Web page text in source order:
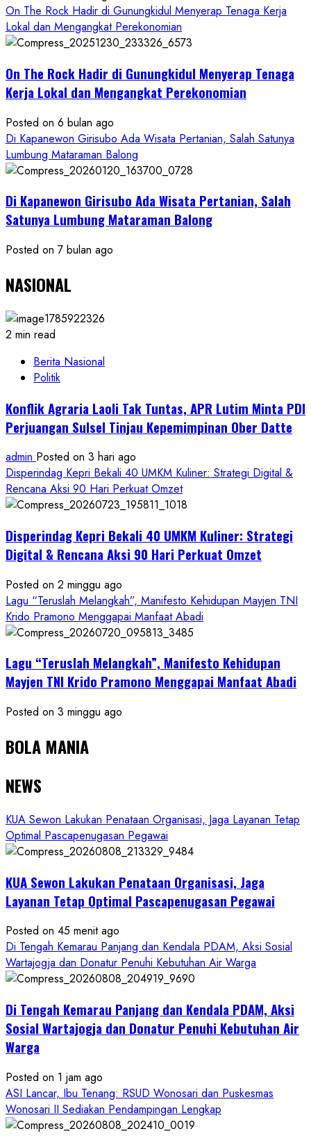
On The Rock Hadir di Gunungkidul Menyerap Tenaga Kerja
Lokal dan Mengangkat Perekonomian
On The Rock Hadir di Gunungkidul Menyerap Tenaga
Kerja Lokal dan Mengangkat Perekonomian
Posted on 6 bulan ago
Di Kapanewon Girisubo Ada Wisata Pertanian, Salah Satunya
Lumbung Mataraman Balong
Di Kapanewon Girisubo Ada Wisata Pertanian, Salah
Satunya Lumbung Mataraman Balong
Posted on 7 bulan ago
NASIONAL
2 min read
Berita Nasional
Politik
Konflik Agraria Laoli Tak Tuntas, APR Lutim Minta PDI
Perjuangan Sulsel Tinjau Kepemimpinan Ober Datte
admin Posted on 3 hari ago
Disperindag Kepri Bekali 40 UMKM Kuliner: Strategi Digital &
Rencana Aksi 90 Hari Perkuat Omzet
Disperindag Kepri Bekali 40 UMKM Kuliner: Strategi
Digital & Rencana Aksi 90 Hari Perkuat Omzet
Posted on 2 minggu ago
Lagu “Teruslah Melangkah”, Manifesto Kehidupan Mayjen TNI
Krido Pramono Menggapai Manfaat Abadi
Lagu “Teruslah Melangkah”, Manifesto Kehidupan
Mayjen TNI Krido Pramono Menggapai Manfaat Abadi
Posted on 3 minggu ago
BOLA MANIA
NEWS
KUA Sewon Lakukan Penataan Organisasi, Jaga Layanan Tetap
Optimal Pascapenugasan Pegawai
KUA Sewon Lakukan Penataan Organisasi, Jaga
Layanan Tetap Optimal Pascapenugasan Pegawai
Posted on 45 menit ago
Di Tengah Kemarau Panjang dan Kendala PDAM, Aksi Sosial
Wartajogja dan Donatur Penuhi Kebutuhan Air Warga
Di Tengah Kemarau Panjang dan Kendala PDAM, Aksi
Sosial Wartajogja dan Donatur Penuhi Kebutuhan Air
Warga
Posted on 1 jam ago
ASI Lancar, Ibu Tenang: RSUD Wonosari dan Puskesmas
Wonosari II Sediakan Pendampingan Lengkap